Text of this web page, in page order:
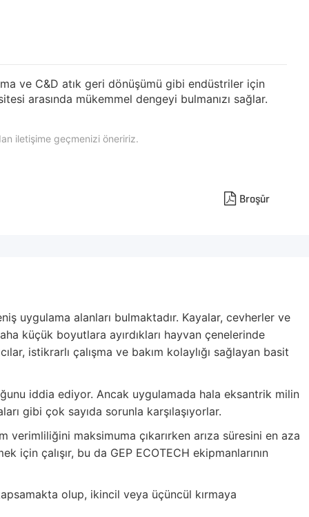
ve C&D atık geri dönüşümü gibi endüstriler için
arasında mükemmel dengeyi bulmanızı sağlar.
iletişime geçmenizi öneririz.
Broşür
uygulama alanları bulmaktadır. Kayalar, cevherler ve
küçük boyutlara ayırdıkları hayvan çenelerinde
istikrarlı çalışma ve bakım kolaylığı sağlayan basit
iddia ediyor. Ancak uygulamada hala eksantrik milin
gibi çok sayıda sorunla karşılaşıyorlar.
verimliliğini maksimuma çıkarırken arıza süresini en aza
çalışır, bu da GEP ECOTECH ekipmanlarının
olup, ikincil veya üçüncül kırmaya